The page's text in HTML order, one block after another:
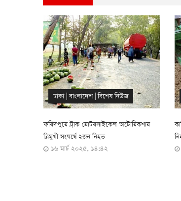
ঢাকা|বাংলাদেশ|বিশেষ নিউজ
কালিয়াকৈরে ট্রাক ও সিএনজির সংঘর্ষে নারীসহ
নিহত ৩
১৫ মার্চ ২০২৫, ১০:৩৯